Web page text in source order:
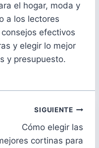
el hogar, moda y
a los lectores
efectivos
y elegir lo mejor
y presupuesto.
SIGUIENTE
Cómo elegir las
cortinas para